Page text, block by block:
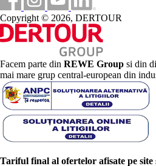
Copyright © 2026, DERTOUR
Facem parte din REWE Group si din
mai mare grup central-european din
Tariful final al ofertelor afisate pe site